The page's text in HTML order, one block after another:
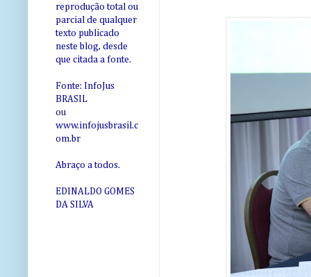
reprodução total ou
parcial de qualquer
texto publicado
neste blog, desde
que citada a fonte.
Fonte: InfoJus
BRASIL
ou
www.infojusbrasil.c
om.br
Abraço a todos.
EDINALDO GOMES
DA SILVA